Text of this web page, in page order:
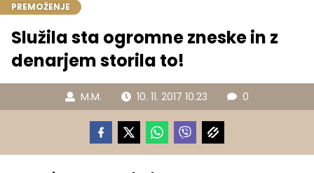
PREMOŽENJE
Služila sta ogromne zneske in z
denarjem storila to!
M.M. 10. 11. 2017 10.23 0